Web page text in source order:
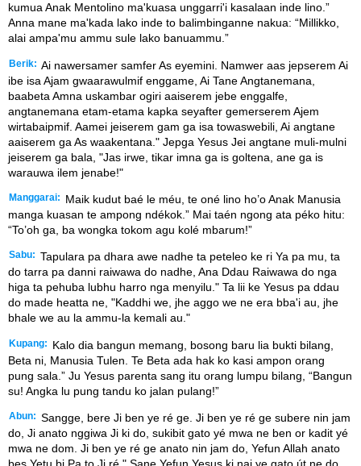
kumua Anak Mentolino ma'kuasa unggarri'i kasalaan inde lino.”
Anna mane ma'kada lako inde to balimbinganne nakua: “Millikko,
alai ampa'mu ammu sule lako banuammu.”
Berik: Ai nawersamer samfer As eyemini. Namwer aas jepserem Ai
ibe isa Ajam gwaarawulmif enggame, Ai Tane Angtanemana,
baabeta Amna uskambar ogiri aaiserem jebe enggalfe,
angtanemana etam-etama kapka seyafter gemerserem Ajem
wirtabaipmif. Aamei jeiserem gam ga isa towaswebili, Ai angtane
aaiserem ga As waakentana." Jepga Yesus Jei angtane muli-mulni
jeiserem ga bala, "Jas irwe, tikar imna ga is goltena, ane ga is
warauwa ilem jenabe!"
Manggarai:
Maik kudut baé le méu, te oné lino ho’o Anak Manusia
manga kuasan te ampong ndékok.” Mai taén ngong ata péko hitu:
“To’oh ga, ba wongka tokom agu kolé mbarum!”
Sabu: Tapulara pa dhara awe nadhe ta peteleo ke ri Ya pa mu, ta
do tarra pa danni raiwawa do nadhe, Ana Ddau Raiwawa do nga
higa ta pehuba lubhu harro nga menyilu." Ta lii ke Yesus pa ddau
do made heatta ne, "Kaddhi we, jhe aggo we ne era bba'i au, jhe
bhale we au la ammu-la kemali au."
Kupang:
Kalo dia bangun memang, bosong baru lia bukti bilang,
Beta ni, Manusia Tulen. Te Beta ada hak ko kasi ampon orang
pung sala.” Ju Yesus parenta sang itu orang lumpu bilang, “Bangun
su! Angka lu pung tandu ko jalan pulang!”
Abun: Sangge, bere Ji ben ye ré ge. Ji ben ye ré ge subere nin jam
do, Ji anato nggiwa Ji ki do, sukibit gato yé mwa ne ben or kadit yé
mwa ne dom. Ji ben ye ré ge anato nin jam do, Yefun Allah anato